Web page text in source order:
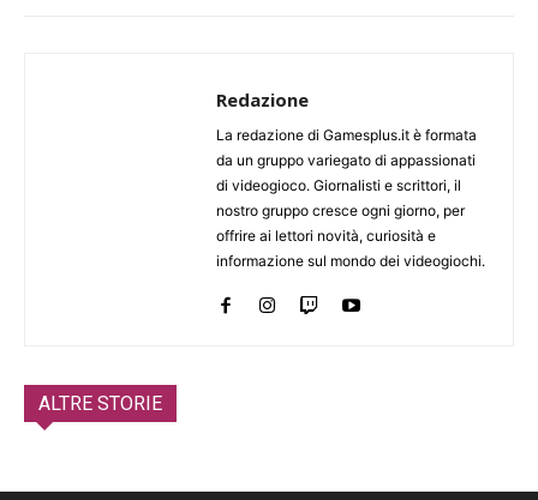
Redazione
La redazione di Gamesplus.it è formata
da un gruppo variegato di appassionati
di videogioco. Giornalisti e scrittori, il
nostro gruppo cresce ogni giorno, per
offrire ai lettori novità, curiosità e
informazione sul mondo dei videogiochi.
ALTRE STORIE